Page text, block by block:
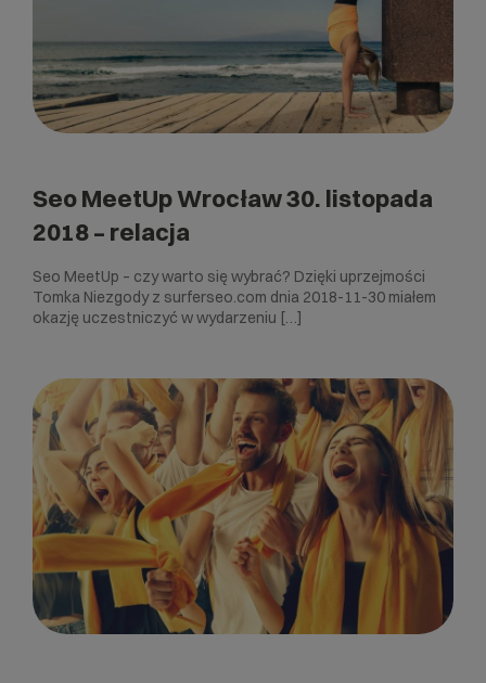
Seo MeetUp Wrocław 30. listopada
2018 – relacja
Seo MeetUp – czy warto się wybrać? Dzięki uprzejmości
Tomka Niezgody z surferseo.com dnia 2018-11-30 miałem
okazję uczestniczyć w wydarzeniu […]